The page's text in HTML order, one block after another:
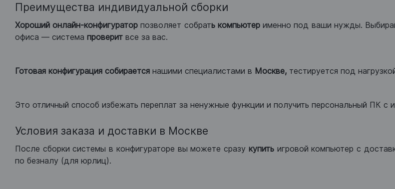
Преимущества индивидуальной сборки
Хороший онлайн-конфигуратор позволяет собрать компьютерименно под ваши нужды.
офиса — система проверит все за вас.
Готовая конфигурация собирается нашими специалистами в Москве, тестируется под
Это отличный способ избежать переплат за ненужные функции и получить персональный ПК
Условия заказа и доставки в Москве
После сборки системы в конфигураторе вы можете сразу купитьигровой компьютер с
по безналу (для юрлиц).